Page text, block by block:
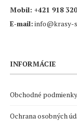
Mobil: +421 918
E-mail: info@krasy-
INFORMÁCIE
Obchodné podmienky
Ochrana osobných